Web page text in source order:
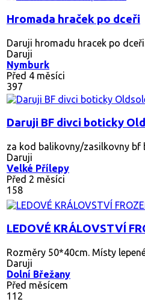
Hromada hraček po dceři
Daruji hromadu hracek po
Daruji
Nymburk
Před 4 měsíci
397
Daruji BF divci boticky
za kod balikovny/zasilkovny bf
Daruji
Velké Přílepy
Před 2 měsíci
158
LEDOVÉ KRÁLOVSTVÍ
Rozměry 50*40cm. Místy
Daruji
Dolní Břežany
Před měsícem
112